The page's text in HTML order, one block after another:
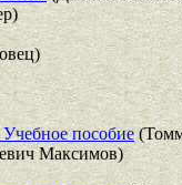
пособие
Максимов)